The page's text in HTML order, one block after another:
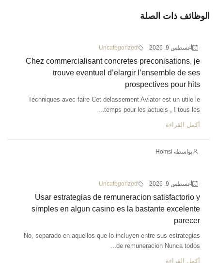
الوظائف ذات الصلة
أغسطس 9, 2026 Uncategorized
Chez commercialisant concretes preconisations, je
trouve eventuel d’elargir l’ensemble de ses
prospectives pour hits
Techniques avec faire Cet delassement Aviator est un utile le
temps pour les actuels , ! tous les...
أكمل القراءة
بواسطة Homsi
أغسطس 9, 2026 Uncategorized
Usar estrategias de remuneracion satisfactorio y
simples en algun casino es la bastante excelente
parecer
No, separado en aquellos que lo incluyen entre sus estrategias
de remuneracion Nunca todos...
أكمل القراءة